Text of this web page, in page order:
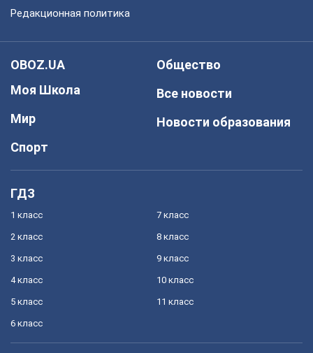
Редакционная политика
OBOZ.UA
Моя Школа
Мир
Спорт
Общество
Все новости
Новости образования
ГДЗ
1 класс
2 класс
3 класс
4 класс
5 класс
6 класс
7 класс
8 класс
9 класс
10 класс
11 класс